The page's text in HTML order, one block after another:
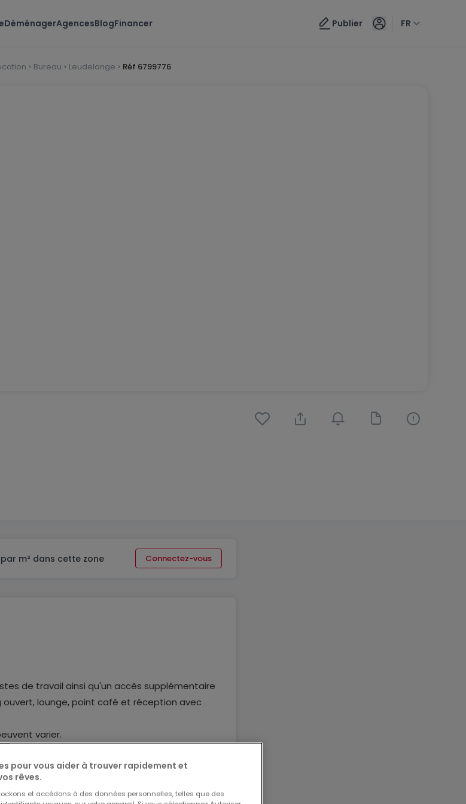
DéménagerAgencesBlogFinancer Publier FR
Bureau Leudelange Réf 6799776
m² dans cette zone Connectez-vous
de travail ainsi qu'un accès supplémentaire
ouvert, lounge, point café et réception avec
varier.
luxembourgeois de Leudelange. Situés à
d'un parking sur site et de la proximité
pour vous aider à trouver rapidement et
rêves.
et accédons à des données personnelles, telles que des